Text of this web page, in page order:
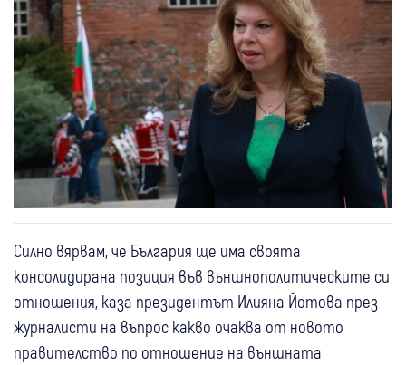
Силно вярвам, че България ще има своята
консолидирана позиция във външнополитическите си
отношения, каза президентът Илияна Йотова през
журналисти на въпрос какво очаква от новото
правителство по отношение на външната